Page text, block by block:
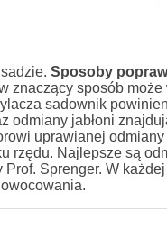
Sposoby
sposób
sadownik
jabłoni
uprawianej odmiany
rzędu. Najlepsze są
Sprenger. W